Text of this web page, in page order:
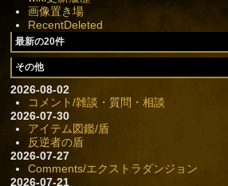
画像置き場
RecentDeleted
最新の20件
その他
2026-08-02
コメント/雑談・質問・相談
2026-07-30
アイテム図鑑/盾
反逆者の盾
2026-07-27
Comments/エクストラダンジョン
2026-07-21